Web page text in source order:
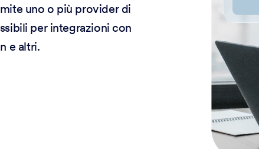
uno o più provider di
per integrazioni con
e altri.